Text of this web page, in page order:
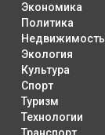
Экономика
Политика
Недвижимость
Экология
Культура
Спорт
Туризм
Технологии